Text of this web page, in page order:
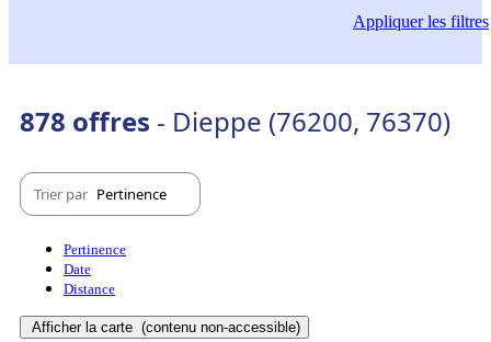
Appliquerles filtres
878 offres - Dieppe (76200, 76370)
Trier par Pertinence
Pertinence
Date
Distance
Afficher la carte (contenu non-accessible)